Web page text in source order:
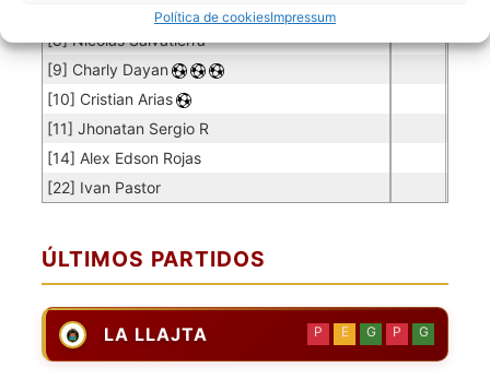
Política de cookiesImpressum
[6] Nicolas Samuel Fajardo
[8] Nicolas Salvatierra
[9] Charly Dayan
[10] Cristian Arias
[11] Jhonatan Sergio R
[14] Alex Edson Rojas
[22] Ivan Pastor
ÚLTIMOS PARTIDOS
LA LLAJTA P E G P G